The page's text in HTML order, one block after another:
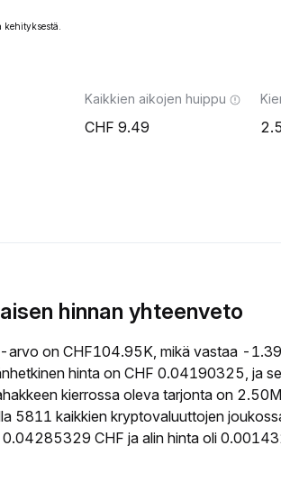
Kaikkien aikojen huippu
9.49
hinnan yhteenveto
on CHF104.95K, mikä vastaa -
hinta on CHF 0.04190325, ja
kierrossa oleva tarjonta on
5811 kaikkien kryptovaluuttojen
CHF ja alin hinta oli